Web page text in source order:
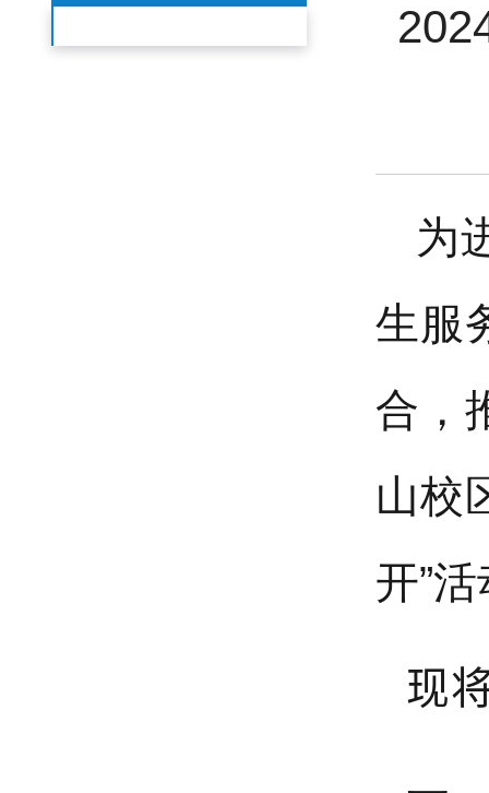
为
生服
合，
山校
开”
现